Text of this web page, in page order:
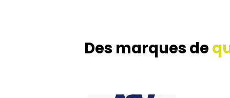
Des marques de